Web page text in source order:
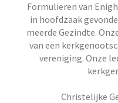
Formu­lieren van
in hoofd­zaak
meerde Gezindte.
van een
vereniging. Onze
Christelijke